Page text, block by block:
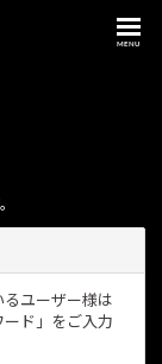
MENU
るユーザー様は
ド」をご入力